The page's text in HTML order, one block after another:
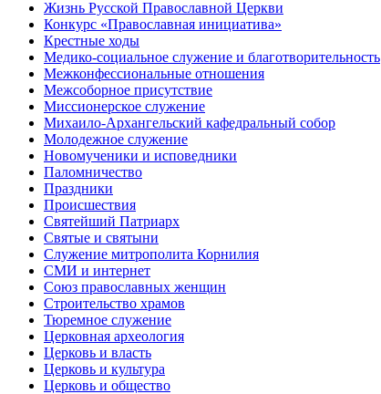
Жизнь Русской Православной Церкви
Конкурс «Православная инициатива»
Крестные ходы
Медико-социальное служение и благотворительность
Межконфессиональные отношения
Межсоборное присутствие
Миссионерское служение
Михаило-Архангельский кафедральный собор
Молодежное служение
Новомученики и исповедники
Паломничество
Праздники
Происшествия
Святейший Патриарх
Святые и святыни
Служение митрополита Корнилия
СМИ и интернет
Союз православных женщин
Строительство храмов
Тюремное служение
Церковная археология
Церковь и власть
Церковь и культура
Церковь и общество